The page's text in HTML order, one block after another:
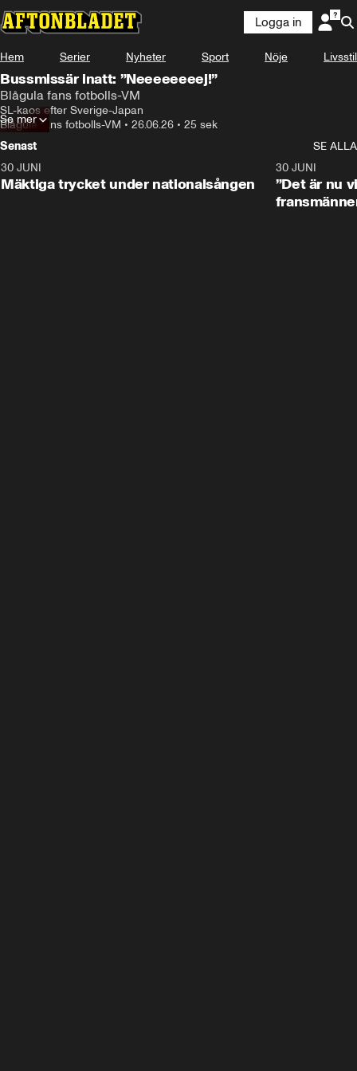
Logga in
Hem Serier Nyheter Sport Nöje Livsstil
Bussmissär inatt: ”Neeeeeeeej!”
Blågula fans fotbolls-VM
Blågula fans fotbolls-VM • 26.06.26 • 25 sek
Se mer
Senast
SE ALLA
30 JUNI
Mäktiga trycket under nationalsången
30 JUNI
”Det är nu